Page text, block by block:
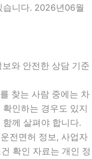
습니다. 2026년06월
와 안전한 상담 기준
찾는 사람 중에는 차
인하는 경우도 있지
께 살펴야 합니다.
전면허 정보, 사업자
확인 자료는 개인 정